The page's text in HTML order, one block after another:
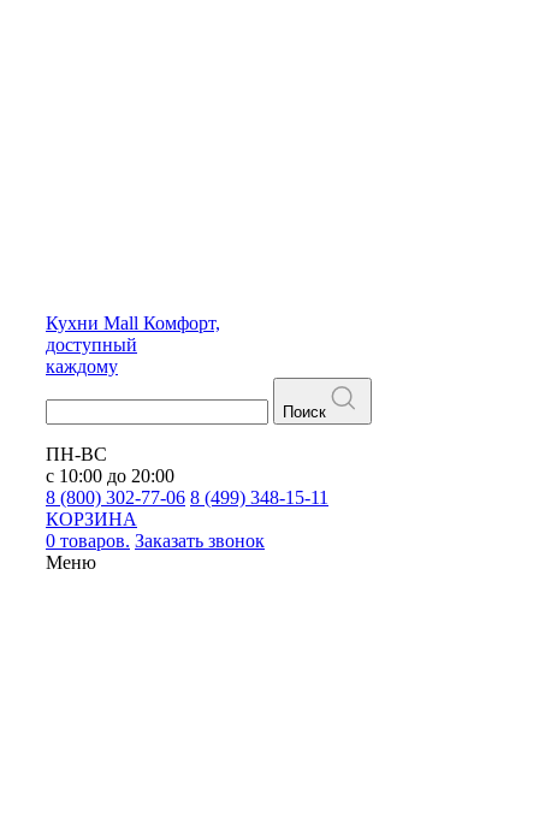
Кухни Mall Комфорт,
доступный
каждому
Поиск
ПН-ВС
с 10:00 до 20:00
8 (800) 302-77-06 8 (499) 348-15-11
КОРЗИНА
0 товаров. Заказать звонок
Меню